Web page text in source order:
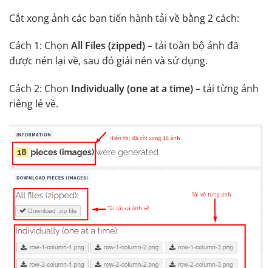
Cắt xong ảnh các bạn tiến hành tải về bằng 2 cách:
Cách 1: Chọn All Files (zipped)– tải toàn bộ ảnh đã
được nén lại về, sau đó giải nén và sử dụng.
Cách 2: Chọn Individually (one at a time)– tải từng ảnh
riêng lẻ về.